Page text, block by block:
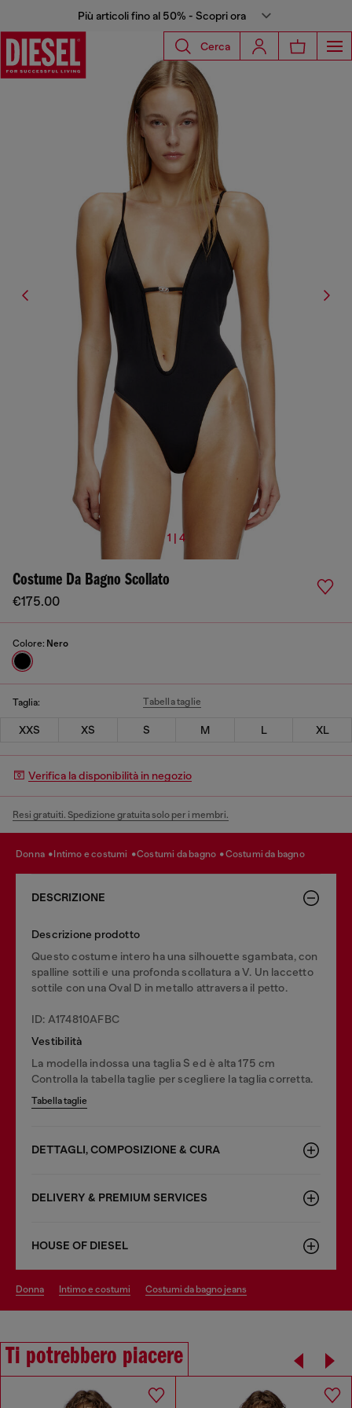
Più articoli fino al 50% - Scopri ora
Cerca
1 | 4
Costume Da Bagno Scollato
€175.00
Colore: Nero
Taglia: Tabella taglie
XXS XS S M L XL
Verifica la disponibilità in negozio
Resi gratuiti. Spedizione gratuita solo per i membri.
donna intimo e costumi costumi da bagno costumi da bagno
DESCRIZIONE
Descrizione prodotto
Questo costume intero ha una silhouette sgambata, con
spalline sottili e una profonda scollatura a V. Un laccetto
sottile con una Oval D in metallo attraversa il petto.
ID: A174810AFBC
Vestibilità
La modella indossa una taglia S ed è alta 175 cm
Controlla la tabella taglie per scegliere la taglia corretta.
Tabella taglie
DETTAGLI, COMPOSIZIONE & CURA
DELIVERY & PREMIUM SERVICES
HOUSE OF DIESEL
donna intimo e costumi costumi da bagno jeans
Ti potrebbero piacere